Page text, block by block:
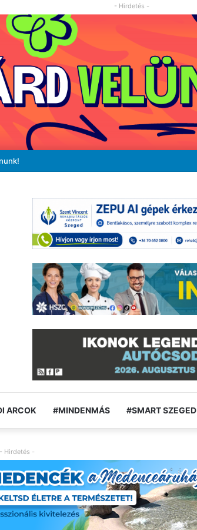
- Hirdetés -
ARCOK #MINDENMÁS #SMART SZEGED
- Hirdetés -